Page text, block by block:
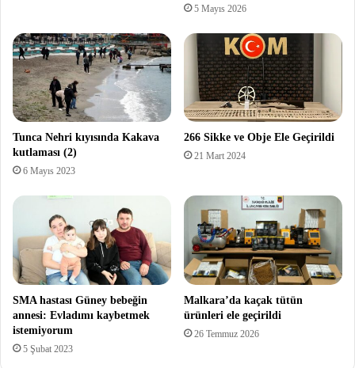
5 Mayıs 2026
Tunca Nehri kıyısında Kakava
kutlaması (2)
6 Mayıs 2023
266 Sikke ve Obje Ele Geçirildi
21 Mart 2024
SMA hastası Güney bebeğin
annesi: Evladımı kaybetmek
istemiyorum
5 Şubat 2023
Malkara’da kaçak tütün
ürünleri ele geçirildi
26 Temmuz 2026